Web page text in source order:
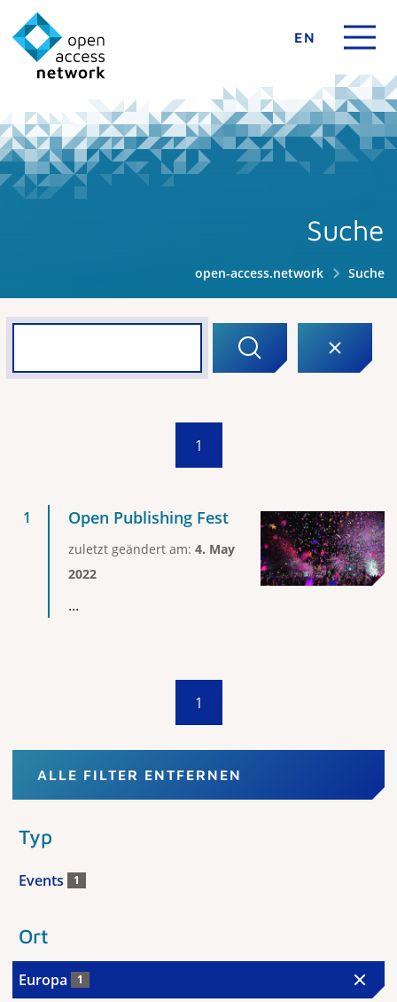
EN
Suche
open-access.network Suche
1
Open Publishing Fest
zuletzt geändert am: 4. May
2022
...
1
ALLE FILTER ENTFERNEN
Typ
Events 1
Ort
Europa 1